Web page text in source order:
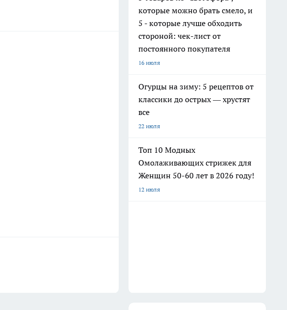
которые можно брать смело, и
5 - которые лучше обходить
стороной: чек-лист от
постоянного покупателя
16 июля
Огурцы на зиму: 5 рецептов от
классики до острых — хрустят
все
22 июля
Топ 10 Модных
Омолаживающих стрижек для
Женщин 50-60 лет в 2026 году!
12 июля